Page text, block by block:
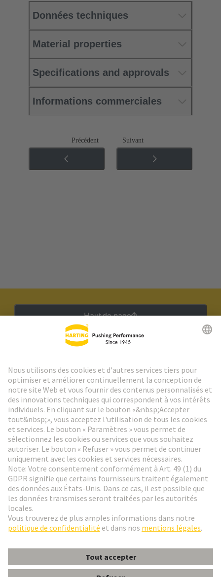
Données techniques
Material properties
Specifications and approvals
Informations commerciales
Précédent Suivant
Haut de page
Aller à l'inscription
Social Media
Belgique Français
© HARTING Technology Group